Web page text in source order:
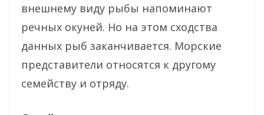
внешнему виду рыбы напоминают
речных окуней. Но на этом сходства
данных рыб заканчивается. Морские
представители относятся к другому
семейству и отряду.